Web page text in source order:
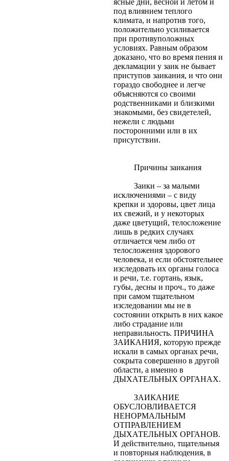
под влиянием теплого
климата, и напротив того,
положительно усиливается
при противуположных
условиях. Равным образом
доказано, что во время пения и
декламации у заик не бывает
приступов заикания, и что они
гораздо свободнее и легче
объясняются со своими
родственниками и близкими
знакомыми, без свидетелей,
нежели с людьми
посторонними или в их
присутствии.
Причины заикания
Заики – за малыми
исключениями – с виду
крепки и здоровы, цвет лица
их свежий, и у некоторых
даже цветущий, телосложение
лишь в редких случаях
отличается чем либо от
телосложения здорового
человека, и если обстоятельнее
изследовать их органы голоса
и речи, т.е. гортань, язык,
губы, десны и проч., то даже
при самом тщательном
изследовании мы не в
состоянии открыть в них какое
либо страдание или
неправильность. ПРИЧИНА
ЗАИКАНИЯ, которую прежде
искали в самых органах речи,
сокрыта совершенно в другой
области, а именно в
ДЫХАТЕЛЬНЫХ ОРГАНАХ.
ЗАИКАНИЕ
ОБУСЛОВЛИВАЕТСЯ
НЕНОРМАЛЬНЫМ
ОТПРАВЛЕНИЕМ
ДЫХАТЕЛЬНЫХ ОРГАНОВ.
И действительно, тщательныя
и повторныя наблюдения, в